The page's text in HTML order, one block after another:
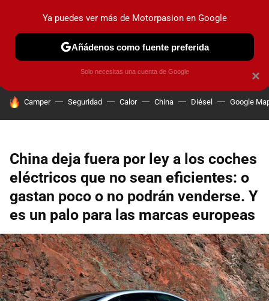
PRUEBAS COCHES ELÉCTRICOS OBSERVATORIO
HOY SE HABLA DE
Camper Seguridad Calor China Diésel Google
China deja fuera por ley a los coches
eléctricos que no sean eficientes: o
gastan poco o no podrán venderse. Y
es un palo para las marcas europeas
×
Ya puedes ver más de Motorpasion en Google
Añádenos como fuente preferida
Solo necesitas una cuenta de Google